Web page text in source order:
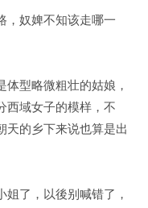
，奴婢不知该走哪一
型略微粗壮的姑娘，
西域女子的模样，不
天的乡下来说也算是出
姐了，以後别喊错了，